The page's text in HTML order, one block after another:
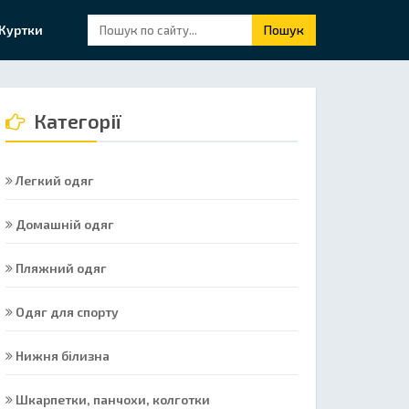
Пошук
Категорії
Легкий одяг
Домашній одяг
Пляжний одяг
Одяг для спорту
Нижня білизна
Шкарпетки, панчохи, колготки